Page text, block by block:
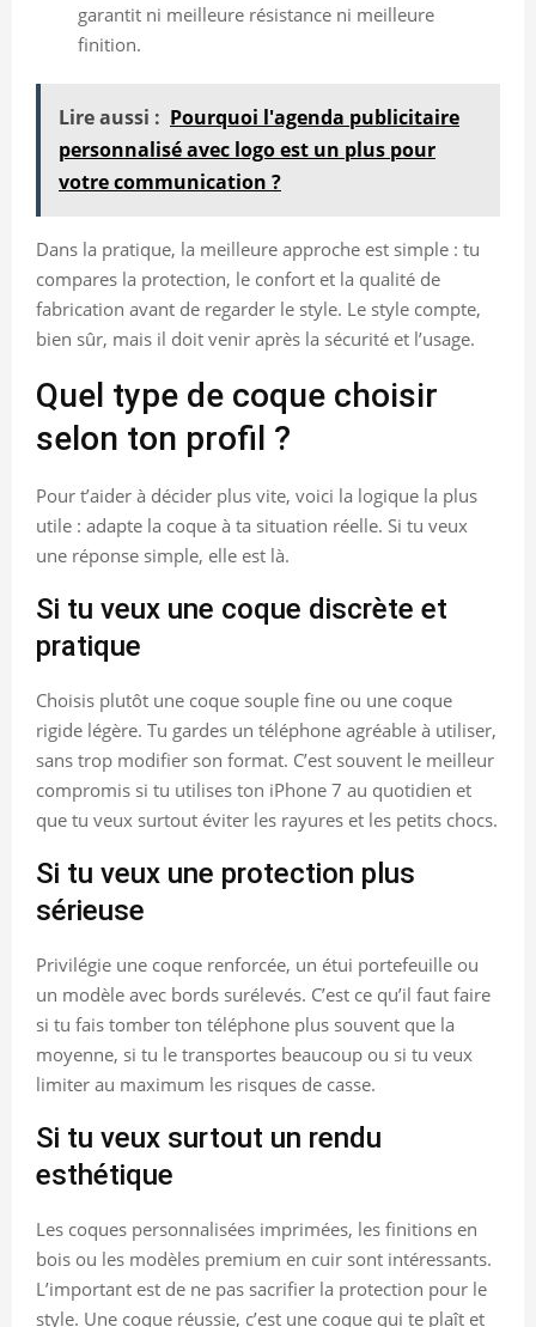
garantit ni meilleure résistance ni meilleure
finition.
Lire aussi : Pourquoi l'agenda publicitaire
personnalisé avec logo est un plus pour
votre communication ?
Dans la pratique, la meilleure approche est simple : tu
compares la protection, le confort et la qualité de
fabrication avant de regarder le style. Le style compte,
bien sûr, mais il doit venir après la sécurité et l’usage.
Quel type de coque choisir
selon ton profil ?
Pour t’aider à décider plus vite, voici la logique la plus
utile : adapte la coque à ta situation réelle. Si tu veux
une réponse simple, elle est là.
Si tu veux une coque discrète et
pratique
Choisis plutôt une coque souple fine ou une coque
rigide légère. Tu gardes un téléphone agréable à utiliser,
sans trop modifier son format. C’est souvent le meilleur
compromis si tu utilises ton iPhone 7 au quotidien et
que tu veux surtout éviter les rayures et les petits chocs.
Si tu veux une protection plus
sérieuse
Privilégie une coque renforcée, un étui portefeuille ou
un modèle avec bords surélevés. C’est ce qu’il faut faire
si tu fais tomber ton téléphone plus souvent que la
moyenne, si tu le transportes beaucoup ou si tu veux
limiter au maximum les risques de casse.
Si tu veux surtout un rendu
esthétique
Les coques personnalisées imprimées, les finitions en
bois ou les modèles premium en cuir sont intéressants.
L’important est de ne pas sacrifier la protection pour le
style. Une coque réussie, c’est une coque qui te plaît et